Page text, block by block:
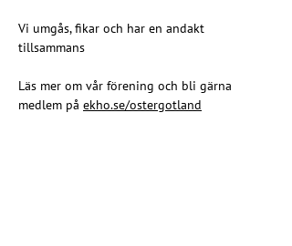
Vi umgås, fikar och har en andakt
tillsammans
Läs mer om vår förening och bli gärna
medlem på ekho.se/ostergotland